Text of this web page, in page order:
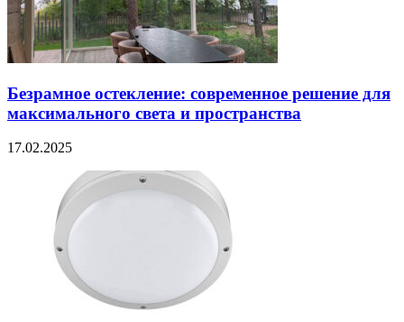
Безрамное остекление: современное решение для
максимального света и пространства
17.02.2025